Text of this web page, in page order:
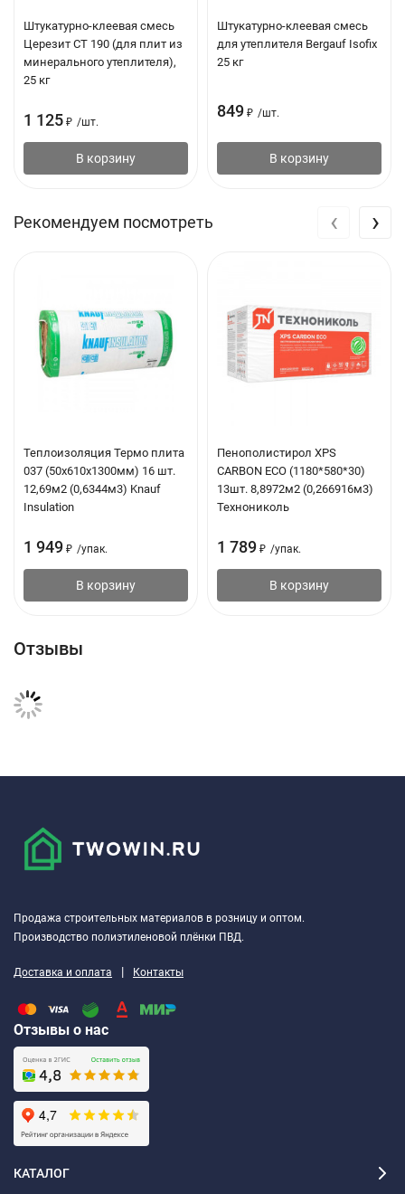
Штукатурно-клеевая смесь
Церезит CT 190 (для плит из
минерального утеплителя),
25 кг
1 125 ₽ /шт.
В корзину
Штукатурно-клеевая смесь
для утеплителя Bergauf Isofix
25 кг
849 ₽ /шт.
В корзину
Рекомендуем посмотреть
Теплоизоляция Термо плита
037 (50х610х1300мм) 16 шт.
12,69м2 (0,6344м3) Knauf
Insulation
1 949 ₽ /упак.
В корзину
Пенополистирол XPS
CARBON ECO (1180*580*30)
13шт. 8,8972м2 (0,266916м3)
Технониколь
1 789 ₽ /упак.
В корзину
‹ ›
Отзывы
Продажа строительных материалов в розницу и оптом.
Производство полиэтиленовой плёнки ПВД.
Доставка и оплата | Контакты
Отзывы о нас
КАТАЛОГ